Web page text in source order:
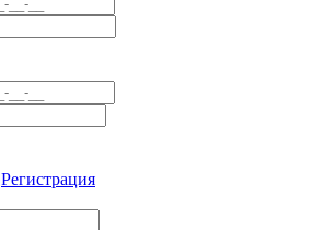
Регистрация